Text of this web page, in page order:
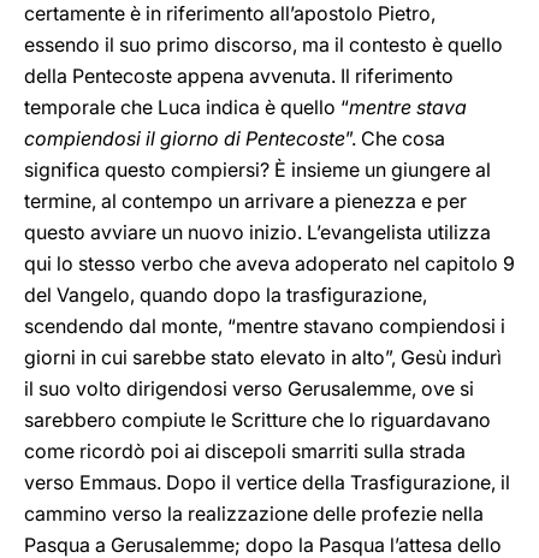
certamente è in riferimento all’apostolo Pietro,
essendo il suo primo discorso, ma il contesto è quello
della Pentecoste appena avvenuta. Il riferimento
temporale che Luca indica è quello “mentre stava
compiendosi il giorno di Pentecoste”. Che cosa
significa questo compiersi? È insieme un giungere al
termine, al contempo un arrivare a pienezza e per
questo avviare un nuovo inizio. L’evangelista utilizza
qui lo stesso verbo che aveva adoperato nel capitolo 9
del Vangelo, quando dopo la trasfigurazione,
scendendo dal monte, “mentre stavano compiendosi i
giorni in cui sarebbe stato elevato in alto”, Gesù indurì
il suo volto dirigendosi verso Gerusalemme, ove si
sarebbero compiute le Scritture che lo riguardavano
come ricordò poi ai discepoli smarriti sulla strada
verso Emmaus. Dopo il vertice della Trasfigurazione, il
cammino verso la realizzazione delle profezie nella
Pasqua a Gerusalemme; dopo la Pasqua l’attesa dello